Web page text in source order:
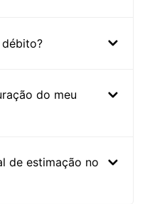
do meu
de estimação no